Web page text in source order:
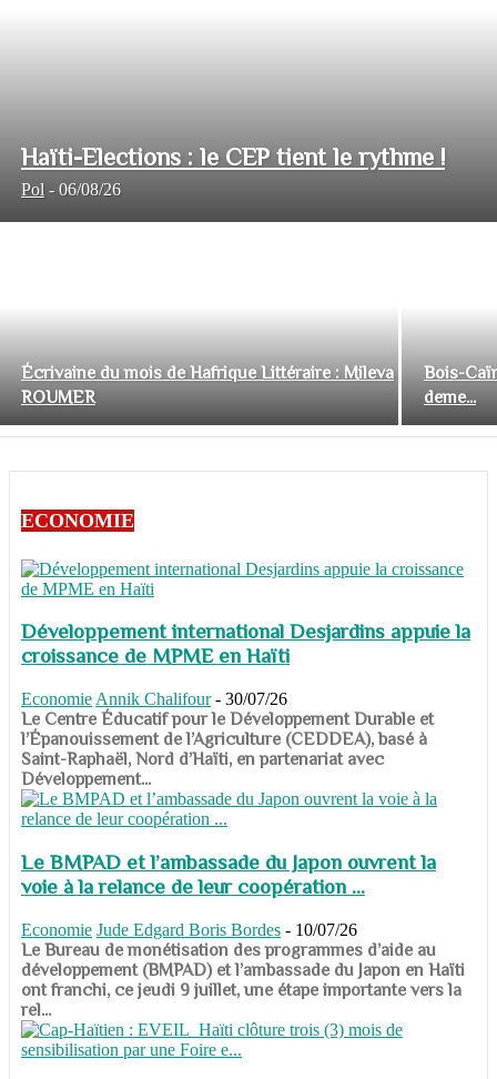
Haïti-Elections : le CEP tient le rythme !
Pol - 06/08/26
Écrivaine du mois de Hafrique Littéraire : Mileva
ROUMER
Bois-
deme...
ECONOMIE
Développement international Desjardins appuie la
croissance de MPME en Haïti
Economie Annik Chalifour - 30/07/26
​​​​​​​Le Centre Éducatif pour le Développement Durable et
l’Épanouissement de l’Agriculture (CEDDEA), basé à
Saint-Raphaël, Nord d’Haïti, en partenariat avec
Développement...
Le BMPAD et l’ambassade du Japon ouvrent la
voie à la relance de leur coopération ...
Economie Jude Edgard Boris Bordes - 10/07/26
​​​​​​​Le Bureau de monétisation des programmes d’aide au
développement (BMPAD) et l’ambassade du Japon en Haïti
ont franchi, ce jeudi 9 juillet, une étape importante vers la
rel...